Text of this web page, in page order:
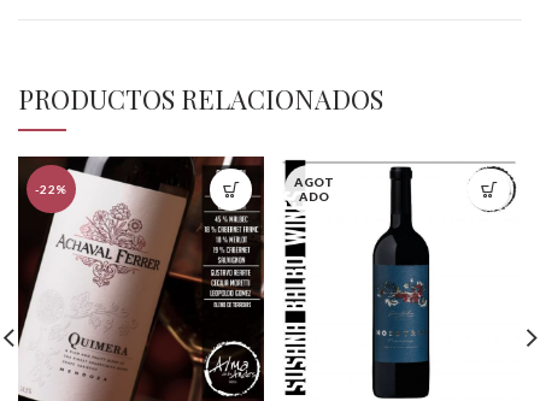
PRODUCTOS RELACIONADOS
-22%
AGOT
ADO